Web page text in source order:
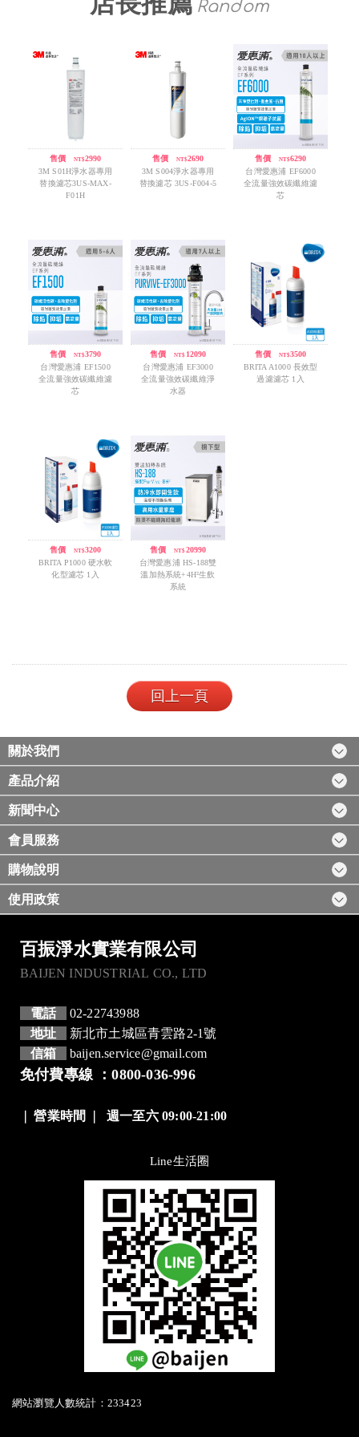
Random
售價/ NT$2990
3M S01H淨水器專用
替換濾芯3US-MAX-
F01H
售價/ NT$2690
3M S004淨水器專用
替換濾芯 3US-F004-5
售價/ NT$6290
台灣愛惠浦 EF6000
全流量強效碳纖維濾
芯
售價/ NT$3790
台灣愛惠浦 EF1500
全流量強效碳纖維濾
芯
售價 /NT$ 12090
台灣愛惠浦 EF3000
全流量強效碳纖維淨
水器
售價/ NT$3500
BRITA A1000 長效型
過濾濾芯 1入
售價/ NT$3200
BRITA P1000 硬水軟
化型濾芯 1入
售價 /NT$20990
台灣愛惠浦 HS-188雙
溫加熱系統+4H²生飲
系統
回上一頁
關於我們
產品介紹
新聞中心
會員服務
購物說明
使用政策
百振淨水實業有限公司
BAIJEN INDUSTRIAL CO., LTD
電話
02-22743988
地址
新北市土城區青雲路2-1號
信箱
baijen.service@gmail.com
免付費專線 ：0800-036-996
營業時間 ❘週一至六 09:00-21:00
Line生活圈
網站瀏覽人數統計：233423